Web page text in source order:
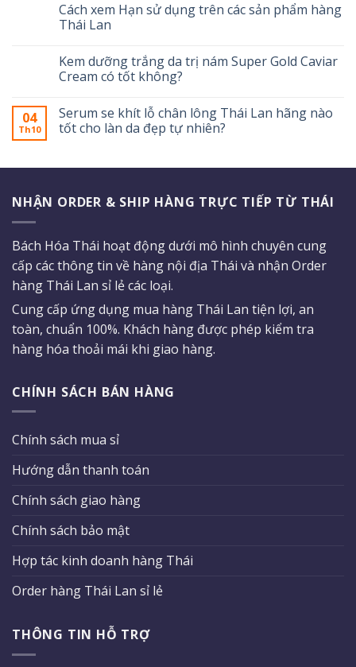
Cách xem Hạn sử dụng trên các sản phẩm hàng
Thái Lan
Kem dưỡng trắng da trị nám Super Gold Caviar
Cream có tốt không?
04
Th10
Serum se khít lỗ chân lông Thái Lan hãng nào
tốt cho làn da đẹp tự nhiên?
NHẬN ORDER & SHIP HÀNG TRỰC TIẾP TỪ THÁI
Bách Hóa Thái hoạt động dưới mô hình chuyên cung
cấp các thông tin về hàng nội địa Thái và nhận Order
hàng Thái Lan sỉ lẻ các loại.
Cung cấp ứng dụng mua hàng Thái Lan tiện lợi, an
toàn, chuẩn 100%. Khách hàng được phép kiểm tra
hàng hóa thoải mái khi giao hàng.
CHÍNH SÁCH BÁN HÀNG
Chính sách mua sỉ
Hướng dẫn thanh toán
Chính sách giao hàng
Chính sách bảo mật
Hợp tác kinh doanh hàng Thái
Order hàng Thái Lan sỉ lẻ
THÔNG TIN HỖ TRỢ